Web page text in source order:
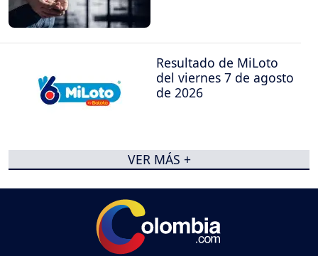
Resultado de MiLoto
del viernes 7 de agosto
de 2026
VER MÁS +